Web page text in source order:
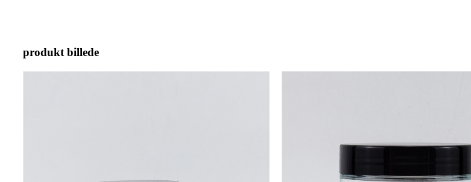
produkt billede